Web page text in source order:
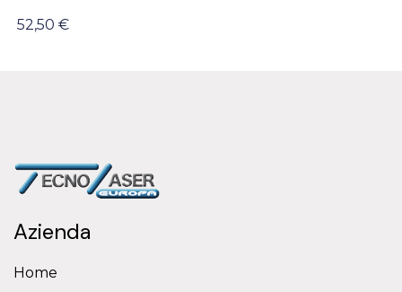
52,50 €
Azienda
Home